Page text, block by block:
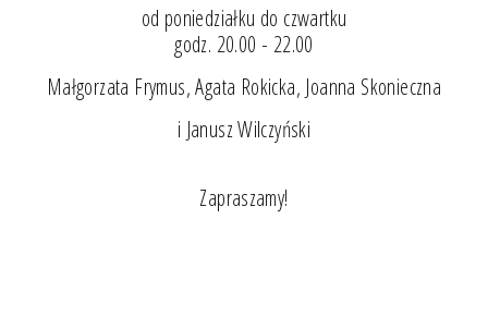
od poniedziałku do czwartku
godz. 20.00 - 22.00
Małgorzata Frymus, Agata Rokicka, Joanna Skonieczna
i Janusz Wilczyński
Zapraszamy!